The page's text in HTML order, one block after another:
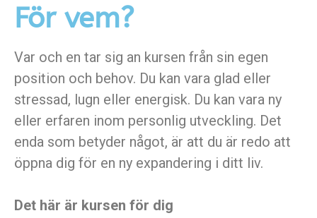
För vem?
Var och en tar sig an kursen från sin egen
position och behov. Du kan vara glad eller
stressad, lugn eller energisk. Du kan vara ny
eller erfaren inom personlig utveckling. Det
enda som betyder något, är att du är redo att
öppna dig för en ny expandering i ditt liv.
Det här är kursen för dig